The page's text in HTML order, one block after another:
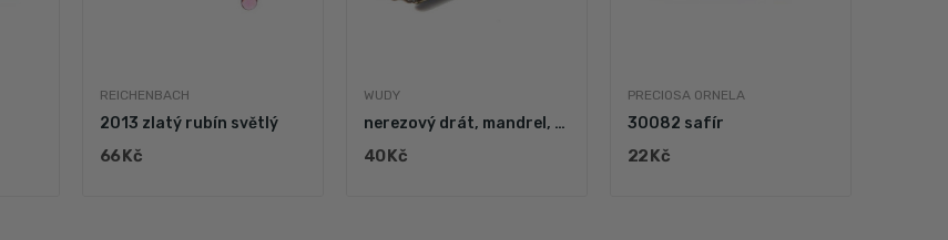
REICHENBACH
2013 zlatý rubín světlý
66 Kč
WUDY
nerezový drát, mandrel, pro navíjení perel...
40 Kč
PRECIOSA ORNELA
30082 safír
22 Kč